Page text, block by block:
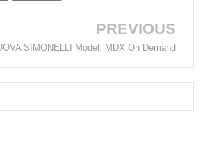
PREVIOUS
SIMONELLI Model: MDX On Demand